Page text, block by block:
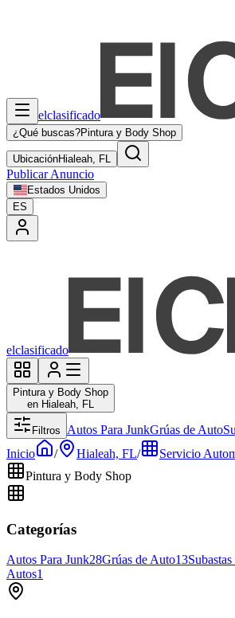
elclasificado
¿Qué buscas?Pintura y Body Shop
UbicaciónHialeah, FL
Publicar Anuncio
Estados Unidos
ES
elclasificado
Pintura y Body Shop
en Hialeah, FL
Filtros Autos Para JunkGrúas de Auto
Inicio
/ Hialeah, FL/ Servicio
Pintura y Body Shop
Categorías
Autos Para Junk28Grúas de Auto13
Autos1